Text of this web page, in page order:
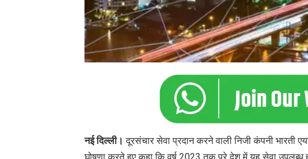
नई दिल्ली। दूरसंचार सेवा प्रदान करने वाली निजी कंपनी